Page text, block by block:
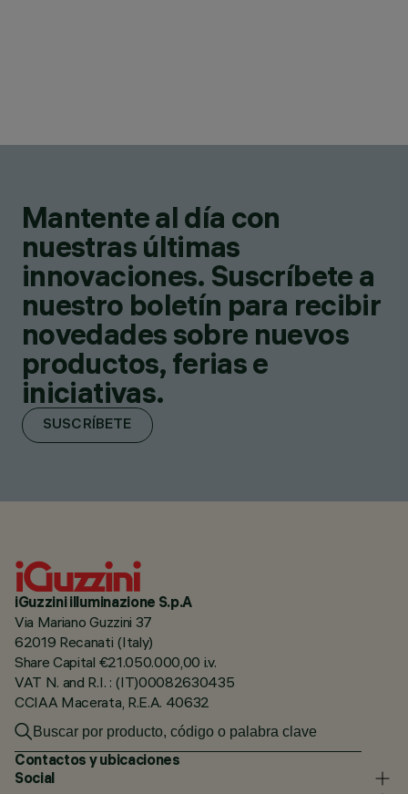
Mantente al día con
nuestras últimas
innovaciones. Suscríbete a
nuestro boletín para recibir
novedades sobre nuevos
productos, ferias e
iniciativas.
SUSCRÍBETE
iGuzzini illuminazione S.p.A
Via Mariano Guzzini 37
62019 Recanati (Italy)
Share Capital €21.050.000,00 i.v.
VAT N. and R.I. : (IT)00082630435
CCIAA Macerata, R.E.A. 40632
Contactos y ubicaciones
Social